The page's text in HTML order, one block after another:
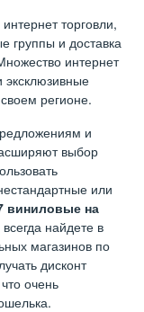
торговли,
группы и доставка
интернет
эксклюзивные
регионе.
и
выбор
или
виниловые на
найдете в
магазинов по
дисконт
очень